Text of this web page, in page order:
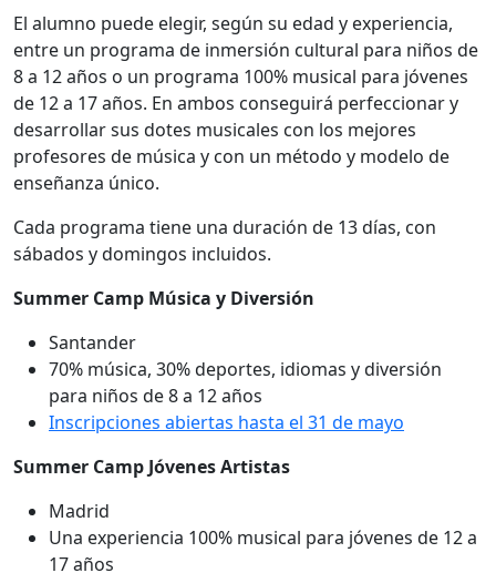
El alumno puede elegir, según su edad y experiencia,
entre un programa de inmersión cultural para niños de
8 a 12 años o un programa 100% musical para jóvenes
de 12 a 17 años. En ambos conseguirá perfeccionar y
desarrollar sus dotes musicales con los mejores
profesores de música y con un método y modelo de
enseñanza único.
Cada programa tiene una duración de 13 días, con
sábados y domingos incluidos.
Summer Camp Música y Diversión
Santander
70% música, 30% deportes, idiomas y diversión
para niños de 8 a 12 años
Inscripciones abiertas hasta el 31 de mayo
Summer Camp Jóvenes Artistas
Madrid
Una experiencia 100% musical para jóvenes de 12 a
17 años